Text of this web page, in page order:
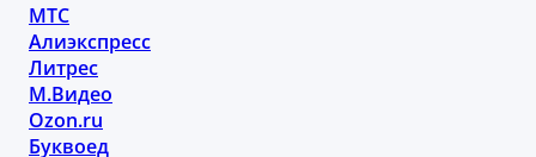
МТС
Алиэкспресс
Литрес
М.Видео
Ozon.ru
Буквоед